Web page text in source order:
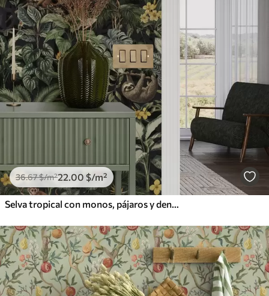
36.67$/m²22.00 $/m²
Selva tropical con monos, pájaros y denso follaje